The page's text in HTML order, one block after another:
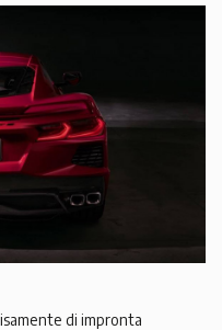
di impronta